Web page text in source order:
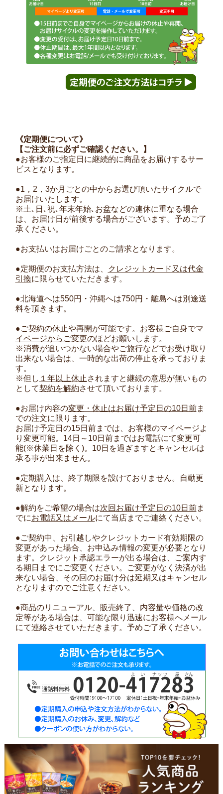
《定期便について》
【ご注文前に必ずご確認ください。】
●お客様のご指定日に継続的に商品をお届けするサー
ビスとなります。
●1，2，3か月ごとの中からお選び頂いたサイクルで
お届けいたします。
※土､日､祝､年末年始､お盆などの連休に重なる場合
は、お届け日が前後する場合がございます。予めご了
承ください。
●お支払いはお届けごとのご請求となります。
●定期便のお支払方法は、
クレジットカード又は代金
引換に限らせていただきます。
●北海道へは550円・沖縄へは750円・離島へは別途送
料を頂きます。
●ご契約の休止や再開が可能です。お客様ご自身でマ
イページからご変更のほどお願いします。
※消費が追いつかない場合やご旅行などでお受け取り
出来ない場合は、一時的な出荷の停止を承っておりま
す。
※但し １年以上休止 されますと継続の意思が無いもの
として契約を解約させて頂いております。
●お届け内容の変更・休止はお届け予定日の10日前ま
での注文に限ります。
お届け予定日の15日前までは、お客様のマイページよ
り変更可能。14日～10日前まではお電話にて変更可
能(※休業日を除く)。10日を過ぎますとキャンセルは
承る事が出来ません。
●定期購入は、終了期限を設けておりません。自動更
新となります。
●解約をご希望の場合は次回お届け予定日の10日前ま
でにお電話又はメールにて当店までご連絡ください。
●ご契約中、お引越しやクレジットカード有効期限の
変更があった場合、お申込み情報の変更が必要となり
ます。クレジット承認エラーが出る場合は、ご案内す
る期日までにご変更ください。ご変更がなく決済が出
来ない場合、その回のお届け分は延期又はキャンセル
となりますのでご注意ください。
●商品のリニューアル、販売終了、内容量や価格の改
定等がある場合は、可能な限り迅速にお客様へメール
にて連絡させていただきます。予めご了承ください。